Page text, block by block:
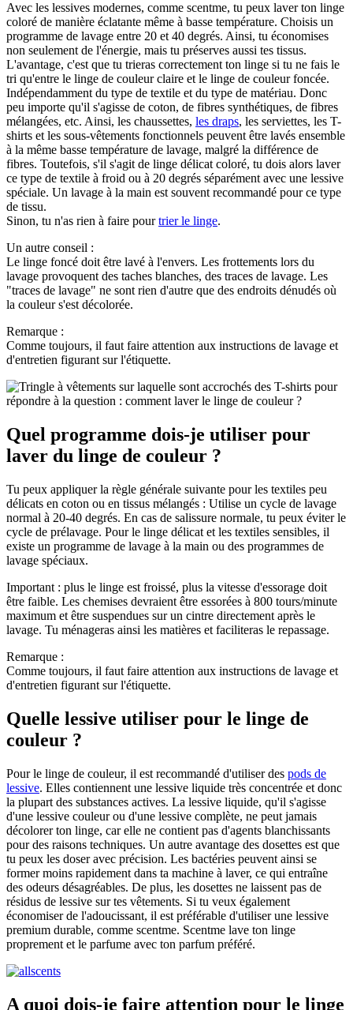
Avec les lessives modernes, comme scentme, tu peux laver ton linge
coloré de manière éclatante même à basse température. Choisis un
programme de lavage entre 20 et 40 degrés. Ainsi, tu économises
non seulement de l'énergie, mais tu préserves aussi tes tissus.
L'avantage, c'est que tu trieras correctement ton linge si tu ne fais le
tri qu'entre le linge de couleur claire et le linge de couleur foncée.
Indépendamment du type de textile et du type de matériau. Donc
peu importe qu'il s'agisse de coton, de fibres synthétiques, de fibres
mélangées, etc. Ainsi, les chaussettes, les draps, les serviettes, les T-
shirts et les sous-vêtements fonctionnels peuvent être lavés ensemble
à la même basse température de lavage, malgré la différence de
fibres. Toutefois, s'il s'agit de linge délicat coloré, tu dois alors laver
ce type de textile à froid ou à 20 degrés séparément avec une lessive
spéciale. Un lavage à la main est souvent recommandé pour ce type
de tissu.
Sinon, tu n'as rien à faire pourtrier le linge.
Un autre conseil :
Le linge foncé doit être lavé à l'envers. Les frottements lors du
lavage provoquent des taches blanches, des traces de lavage. Les
"traces de lavage" ne sont rien d'autre que des endroits dénudés où
la couleur s'est décolorée.
Remarque :
Comme toujours, il faut faire attention aux instructions de lavage et
d'entretien figurant sur l'étiquette.
Quel programme dois-je utiliser pour
laver du linge de couleur ?
Tu peux appliquer la règle générale suivante pour les textiles peu
délicats en coton ou en tissus mélangés : Utilise un cycle de lavage
normal à 20-40 degrés. En cas de salissure normale, tu peux éviter le
cycle de prélavage. Pour le linge délicat et les textiles sensibles, il
existe un programme de lavage à la main ou des programmes de
lavage spéciaux.
Important : plus le linge est froissé, plus la vitesse d'essorage doit
être faible. Les chemises devraient être essorées à 800 tours/minute
maximum et être suspendues sur un cintre directement après le
lavage. Tu ménageras ainsi les matières et faciliteras le repassage.
Remarque :
Comme toujours, il faut faire attention aux instructions de lavage et
d'entretien figurant sur l'étiquette.
Quelle lessive utiliser pour le linge de
couleur ?
Pour le linge de couleur, il est recommandé d'utiliser des pods de
lessive. Elles contiennent une lessive liquide très concentrée et donc
la plupart des substances actives. La lessive liquide, qu'il s'agisse
d'une lessive couleur ou d'une lessive complète, ne peut jamais
décolorer ton linge, car elle ne contient pas d'agents blanchissants
pour des raisons techniques. Un autre avantage des dosettes est que
tu peux les doser avec précision. Les bactéries peuvent ainsi se
former moins rapidement dans ta machine à laver, ce qui entraîne
des odeurs désagréables. De plus, les dosettes ne laissent pas de
résidus de lessive sur tes vêtements. Si tu veux également
économiser de l'adoucissant, il est préférable d'utiliser une lessive
premium durable, comme scentme. Scentme lave ton linge
proprement et le parfume avec ton parfum préféré.
A quoi dois-je faire attention pour le linge